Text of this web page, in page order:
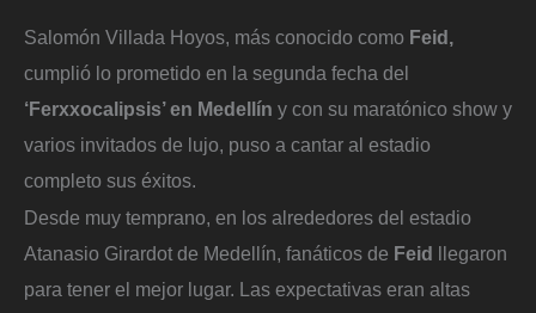
Salomón Villada Hoyos, más conocido como Feid,
cumplió lo prometido en la segunda fecha del
‘Ferxxocalipsis’ en Medellín y con su maratónico show y
varios invitados de lujo, puso a cantar al estadio
completo sus éxitos.
Desde muy temprano, en los alrededores del estadio
Atanasio Girardot de Medellín, fanáticos de Feid
llegaron
para tener el mejor lugar. Las expectativas eran altas